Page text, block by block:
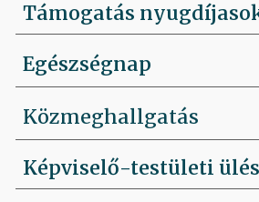
Támogatás
Egészségnap
Közmeghallgatás
Képviselő-testületi ülés